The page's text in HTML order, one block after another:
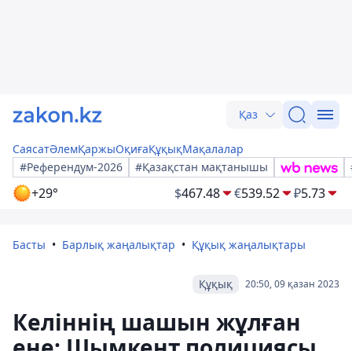
Қаз
СаясатӘлемҚаржыОқиғаҚұқықМақалалар
#Референдум-2026
#Қазақстан мақтанышы
+29° $467.48 €539.52 ₽5.73
Басты Барлық жаңалықтар Құқық жаңалықтары
20:50, 09 қазан 2023
Құқық
Келіннің шашын жұлған